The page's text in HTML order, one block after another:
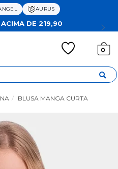
AURUS
DE 219,90
0
BLUSA MANGA CURTA